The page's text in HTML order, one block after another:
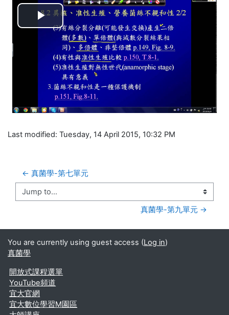
Play
Video
Last modified: Tuesday, 14 April 2015, 10:32 PM
← 真菌學-第七單元
Jump to...
真菌學-第九單元 →
You are currently using guest access (Log in)
真菌學
開放式課程選單
YouTube頻道
宜大官網
宜大數位學習M園區